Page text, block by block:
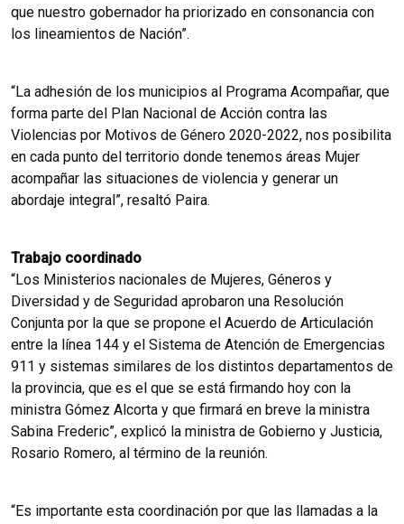
que nuestro gobernador ha priorizado en consonancia con
los lineamientos de Nación”.
“La adhesión de los municipios al Programa Acompañar, que
forma parte del Plan Nacional de Acción contra las
Violencias por Motivos de Género 2020-2022, nos posibilita
en cada punto del territorio donde tenemos áreas Mujer
acompañar las situaciones de violencia y generar un
abordaje integral”, resaltó Paira.
Trabajo coordinado
“Los Ministerios nacionales de Mujeres, Géneros y
Diversidad y de Seguridad aprobaron una Resolución
Conjunta por la que se propone el Acuerdo de Articulación
entre la línea 144 y el Sistema de Atención de Emergencias
911 y sistemas similares de los distintos departamentos de
la provincia, que es el que se está firmando hoy con la
ministra Gómez Alcorta y que firmará en breve la ministra
Sabina Frederic”, explicó la ministra de Gobierno y Justicia,
Rosario Romero, al término de la reunión.
“Es importante esta coordinación por que las llamadas a la